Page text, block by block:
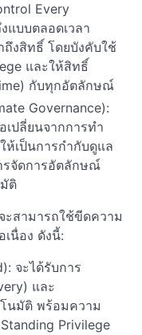
Every
แบบตลอดเวลา
ถึงสิทธิ์ โดยบังคับใช้
และให้สิทธิ์
กับทุกอัตลักษณ์
Governance):
เปลี่ยนจากการทำ
เป็นการกำกับดูแล
รจัดการอัตลักษณ์
ติ
ะสามารถใช้ขีดความ
นื่อง ดังนี้:
จะได้รับการ
และ
นมัติ พร้อมความ
Privilege